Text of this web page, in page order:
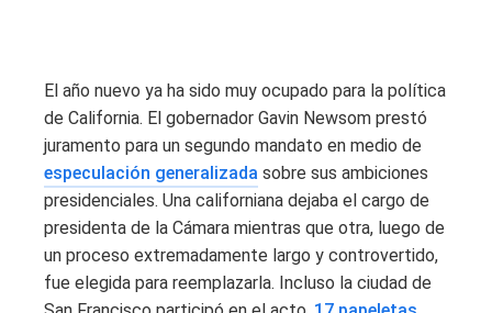
El año nuevo ya ha sido muy ocupado para la política
de California. El gobernador Gavin Newsom prestó
juramento para un segundo mandato en medio de
especulación generalizada sobre sus ambiciones
presidenciales. Una californiana dejaba el cargo de
presidenta de la Cámara mientras que otra, luego de
un proceso extremadamente largo y controvertido,
fue elegida para reemplazarla. Incluso la ciudad de